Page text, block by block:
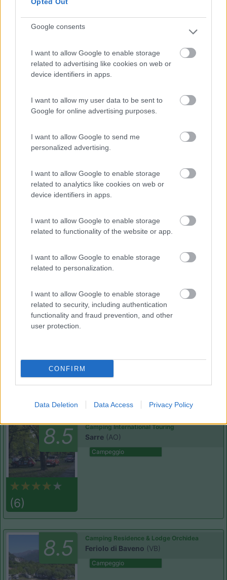
Google consents
I want to allow Google to enable storage
related to advertising like cookies on web or
device identifiers in apps.
I want to allow my user data to be sent to
Google for online advertising purposes.
I want to allow Google to send me
personalized advertising.
I want to allow Google to enable storage
related to analytics like cookies on web or
device identifiers in apps.
I want to allow Google to enable storage
related to functionality of the website or app.
I want to allow Google to enable storage
related to personalization.
I want to allow Google to enable storage
related to security, including authentication
functionality and fraud prevention, and other
user protection.
CONFIRM
Data Deletion Data Access Privacy Policy
Caratteristiche Servizi
nomade51 26/05/2010 16:24
problematico
Segnalati nei dintorni
Card 9
Area di sosta
8.7 Lazy Bee Camping Village - La Pinsa
8.5
(6)
Camping International Touring
Sarre (AO)
Campeggio
8.5 Camping Residence & Lodge Orchidea
Feriolo di Baveno (VB)
Campeggio